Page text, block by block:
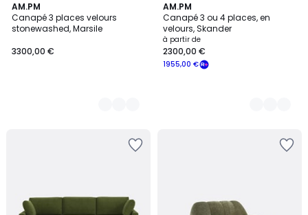
AM.PM
Canapé 3 places velours
stonewashed, Marsile
3300,00 €
3
Couleurs
AM.PM
Canapé 3 ou 4 places, en
velours, Skander
à partir de
1955,00 €
2300,00 €
15
Couleurs